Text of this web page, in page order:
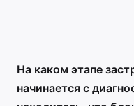
На каком этапе
начинается с